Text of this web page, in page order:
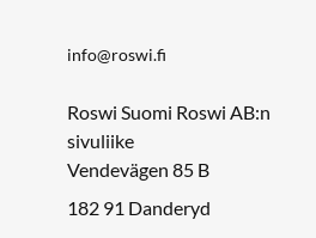
info@roswi.fi
Roswi Suomi Roswi AB:n
sivuliike
Vendevägen 85 B
182 91 Danderyd